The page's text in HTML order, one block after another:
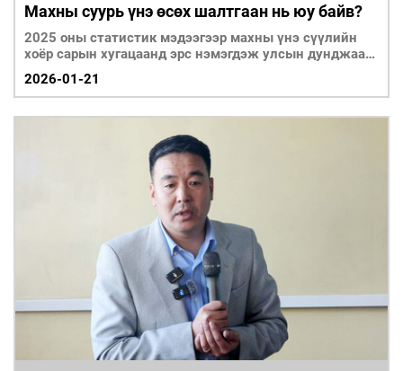
Махны суурь үнэ өсөх шалтгаан нь юу байв?
2025 оны статистик мэдээгээр махны үнэ сүүлийн
хоёр сарын хугацаанд эрс нэмэгдэж улсын дунджаар
ү
2026-01-21